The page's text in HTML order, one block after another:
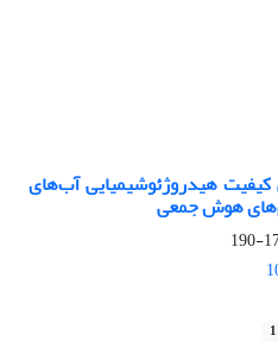
کیفیت هیدروژئوشیمیایی آب‌های
هوش جمعی